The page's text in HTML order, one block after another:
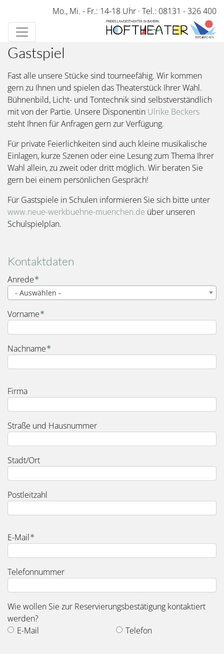
Direkt
zum
Inhalt
Mo., Mi. - Fr.: 14-18 Uhr · Tel.: 08131 - 326 400
Gastspiel
Fast alle unsere Stücke sind tourneefähig. Wir kommen
gern zu Ihnen und spielen das Theaterstück Ihrer Wahl.
Bühnenbild, Licht- und Tontechnik sind selbstverständlich
mit von der Partie. Unsere Disponentin Ulrike Beckers
steht Ihnen für Anfragen gern zur Verfügung.
Für private Feierlichkeiten sind auch kleine musikalische
Einlagen, kurze Szenen oder eine Lesung zum Thema Ihrer
Wahl allein, zu zweit oder dritt möglich. Wir beraten Sie
gern bei einem persönlichen Gespräch!
Für Gastspiele in Schulen informieren Sie sich bitte unter
www.neue-werkbuehne-muenchen.de über unseren
Schulspielplan.
Kontaktdaten
Name
Anrede
- Auswählen -
Vorname
Nachname
Firma
Rechnungsadresse
Straße und Hausnummer
Stadt/Ort
Postleitzahl
E-Mail
Telefonnummer
Wie wollen Sie zur Reservierungsbestätigung kontaktiert
werden?
E-Mail
Telefon